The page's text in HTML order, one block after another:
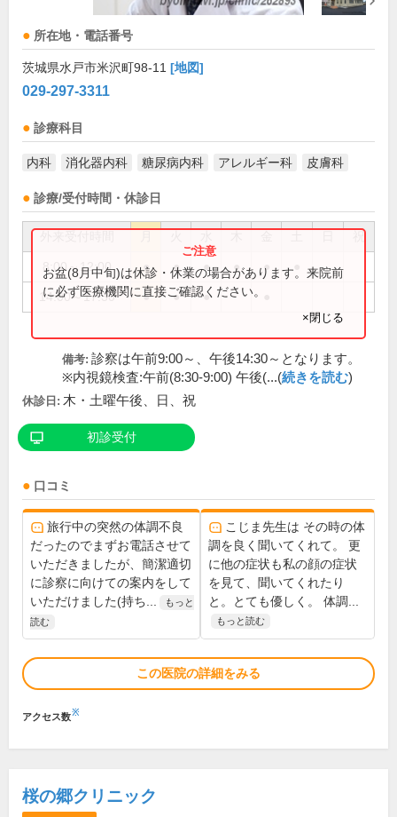
所在地・電話番号
茨城県水戸市米沢町98-11 [地図]
029-297-3311
診療科目
内科 消化器内科 糖尿病内科 アレルギー科 皮膚科
診療/受付時間・休診日
祝
8:00～12:00 ● ● ● ● ●
14:00～17:30 ● ● ●
お盆(8月中旬)は休診・休業の場合があります。来院前
に必ず医療機関に直接ご確認ください。
×閉じる
備考: 診察は午前9:00～、午後14:30～となります。
※内視鏡検査:午前(8:30-9:00) 午後(...(続きを読む)
休診日: 木・土曜午後、日、祝
初診受付
口コミ
旅行中の突然の体調不良
だったのでまずお電話させて
いただきましたが、簡潔適切
に診察に向けての案内をして
いただけました(持ち...
もっと
読む
こじま先生は その時の体
調を良く聞いてくれて。 更
に他の症状も私の顔の症状
を見て、聞いてくれたり
と。とても優しく。 体調...
もっと読む
この医院の詳細をみる
アクセス数※
桜の郷クリニック